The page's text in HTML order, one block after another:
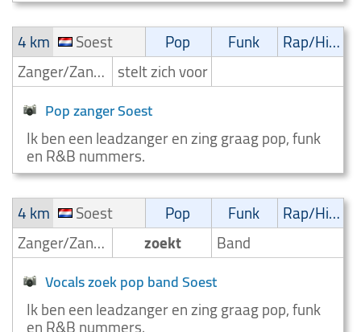
4 km
Soest Pop Funk
Rap/Hip-Hop/RnB
Zanger/Zangeres stelt zich voor
Pop zanger Soest
Ik ben een leadzanger en zing graag pop, funk
en R&B nummers.
4 km
Soest Pop Funk
Rap/Hip-Hop/RnB
Zanger/Zangeres
zoekt Band
Vocals zoek pop band Soest
Ik ben een leadzanger en zing graag pop, funk